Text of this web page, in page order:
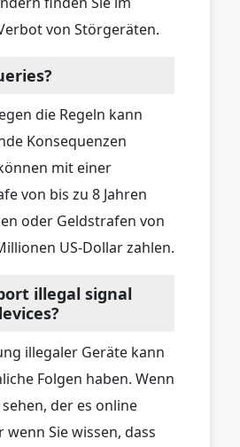
von Störgeräten.
die Regeln kann
Konsequenzen
mit einer
von bis zu 8 Jahren
oder Geldstrafen von
US-Dollar zahlen.
illegal signal
illegaler Geräte kann
Folgen haben. Wenn
der es online
Sie wissen, dass